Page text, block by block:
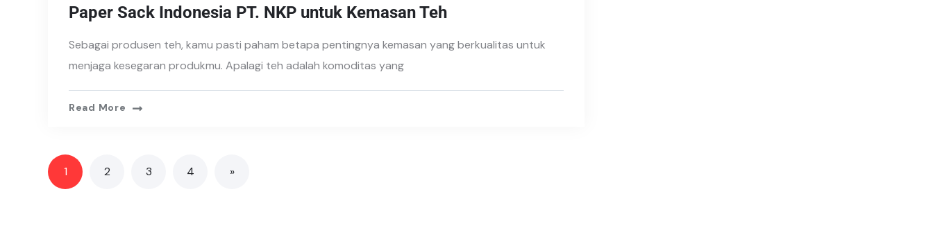
Paper Sack Indonesia PT. NKP untuk Kemasan Teh
Sebagai produsen teh, kamu pasti paham betapa pentingnya kemasan yang berkualitas untuk
menjaga kesegaran produkmu. Apalagi teh adalah komoditas yang
Read More
1 2 3 4 »